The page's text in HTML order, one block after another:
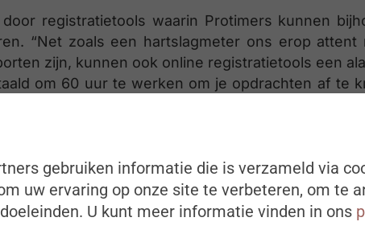
registratietools waarin Protimers kunnen
“Net zoals een hartslagmeter ons erop attent
zijn, kunnen ook online registratietools een
om 60 uur te werken om je opdrachten af te
een burn-out om te hoek. Ook hier
rol te spelen in het monitoren van de werktijd
maar 20 uur per week werkt, maar voor 40 uur
bijsteken,” aldus Peter.
gebruiken informatie die is verzameld via
uw ervaring op onze site te verbeteren, om te
U kunt meer informatie vinden in ons